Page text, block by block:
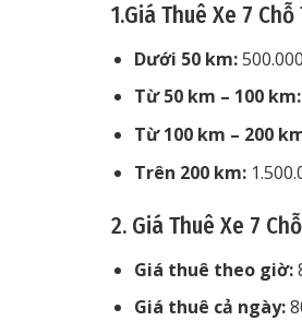
1.Giá Thuê Xe 7
Dưới 50 km:
Từ 50 km – 100 km:
Từ 100 km – 200
Trên 200 km:
2. Giá Thuê Xe 7
Giá thuê theo giờ:
Giá thuê cả ngày: